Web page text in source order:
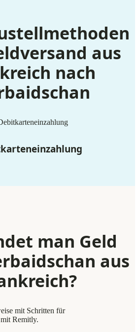
aus
nach
man Geld
aus